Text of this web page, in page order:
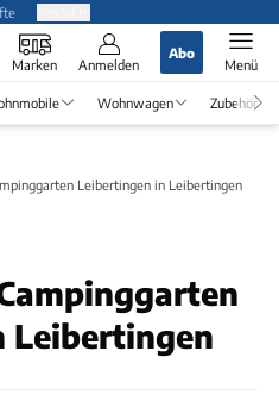
Marken Anmelden
Abo
Menü
Wohnwagen Zubehör
Leibertingen in Leibertingen
Leibertingen